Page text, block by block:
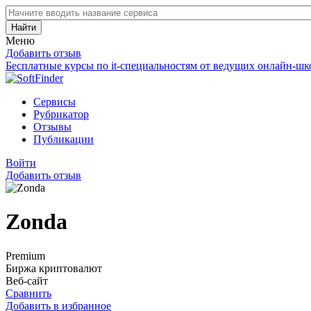
Найти
Меню
Добавить отзыв
Бесплатные курсы по it-специальностям от ведущих онлайн-
Сервисы
Рубрикатор
Отзывы
Публикации
Войти
Добавить отзыв
Zonda
Premium
Биржа криптовалют
Веб-сайт
Сравнить
Добавить в избранное